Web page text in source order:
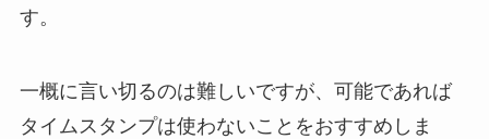
す。
一概に言い切るのは難しいですが、 可能であれば
タイムスタンプは使わないことをおすすめ しま